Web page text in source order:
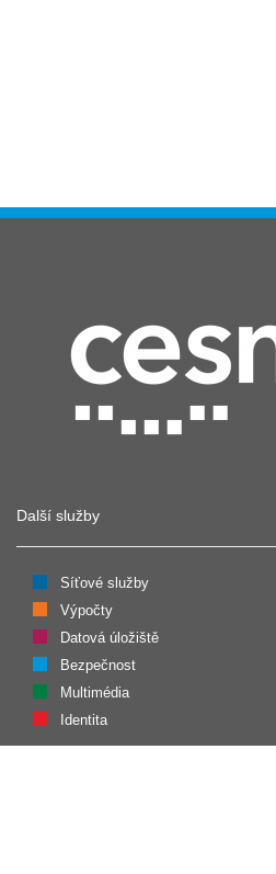
Další služby
Síťové služby
Výpočty
Datová úložiště
Bezpečnost
Multimédia
Identita